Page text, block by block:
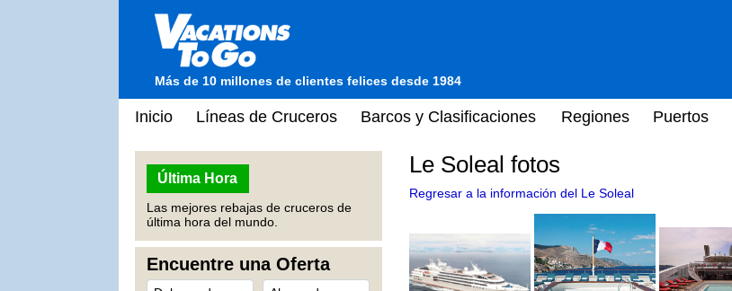
Más de 10 millones de clientes felices desde 1984
Inicio Líneas de Cruceros Barcos y Clasificaciones Regiones Puertos
Última Hora
Las mejores rebajas de cruceros de
última hora del mundo.
Encuentre una Oferta
Le Soleal fotos
Regresar a la información del Le Soleal